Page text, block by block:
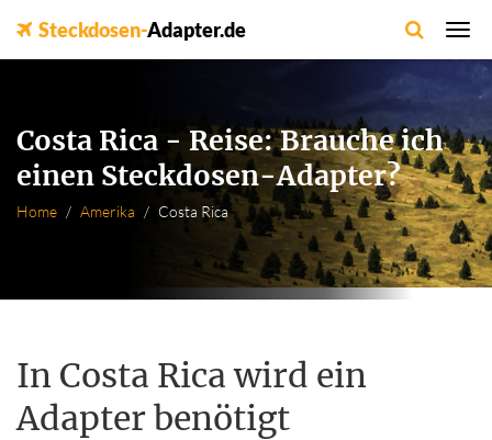
Steckdosen-Adapter.de
Costa Rica - Reise: Brauche ich
einen Steckdosen-Adapter?
Home Amerika Costa Rica
In Costa Rica wird ein
Adapter benötigt